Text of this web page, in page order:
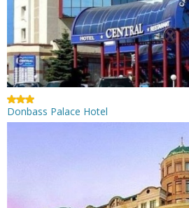
Donbass Palace Hotel